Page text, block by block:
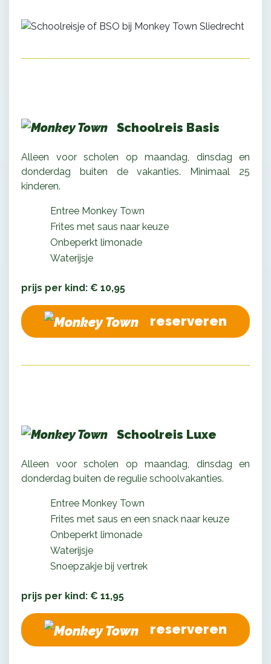
Schoolreis Basis
Alleen voor scholen op maandag, dinsdag en
donderdag buiten de vakanties. Minimaal 25
kinderen.
Entree Monkey Town
Frites met saus naar keuze
Onbeperkt limonade
Waterijsje
prijs per kind: € 10,95
reserveren
Schoolreis Luxe
Alleen voor scholen op maandag, dinsdag en
donderdag buiten de regulie schoolvakanties.
Entree Monkey Town
Frites met saus en een snack naar keuze
Onbeperkt limonade
Waterijsje
Snoepzakje bij vertrek
prijs per kind: € 11,95
reserveren